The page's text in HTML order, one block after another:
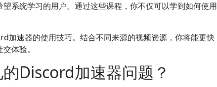
系统学习的用户。通过这些课程，你不仅可以学到如何使用
加速器的使用技巧。结合不同来源的视频资源，你将能更快
体验。
Discord加速器问题？